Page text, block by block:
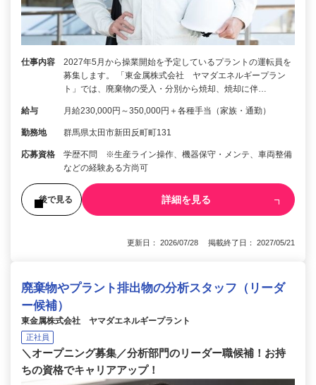
仕事内容
2027年5月から操業開始を予定しているプラントの運転員を
募集します。 「東金属株式会社 ヤマダエネルギープラン
ト」では、廃棄物の受入・分別から焼却、焼却に伴…
給与 月給230,000円～350,000円＋各種手当（家族・通勤）
勤務地 群馬県太田市新田反町町131
応募資格
学歴不問 ※生産ライン操作、機器保守・メンテ、車両整備
などの経験ある方尚可
後で見る 詳細を見る
更新日： 2026/07/28 掲載終了日： 2027/05/21
廃棄物やプラント排出物の分析スタッフ（リーダ
ー候補）
東金属株式会社 ヤマダエネルギープラント
正社員
＼オープニング募集／分析部門のリーダー職候補！お持
ちの資格でキャリアアップ！